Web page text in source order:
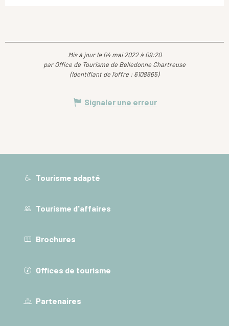
Mis à jour le 04 mai 2022 à 09:20
par Office de Tourisme de Belledonne Chartreuse
(Identifiant de l'offre : 6108665)
Signaler une erreur
Tourisme adapté
Tourisme d'affaires
Brochures
Offices de tourisme
Partenaires